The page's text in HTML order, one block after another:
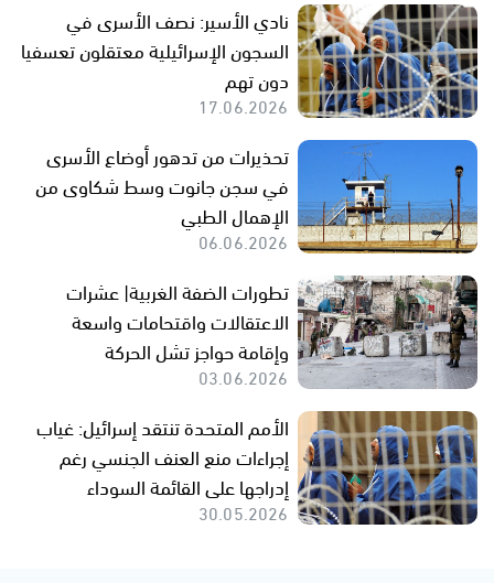
نادي الأسير: نصف الأسرى في
السجون الإسرائيلية معتقلون تعسفيا
دون تهم
17.06.2026
تحذيرات من تدهور أوضاع الأسرى
في سجن جانوت وسط شكاوى من
الإهمال الطبي
06.06.2026
تطورات الضفة الغربية| عشرات
الاعتقالات واقتحامات واسعة
وإقامة حواجز تشل الحركة
03.06.2026
الأمم المتحدة تنتقد إسرائيل: غياب
إجراءات منع العنف الجنسي رغم
إدراجها على القائمة السوداء
30.05.2026